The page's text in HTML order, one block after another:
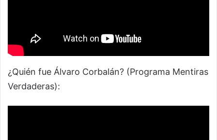
¿Quién fue Álvaro Corbalán? (Programa Mentiras
Verdaderas):